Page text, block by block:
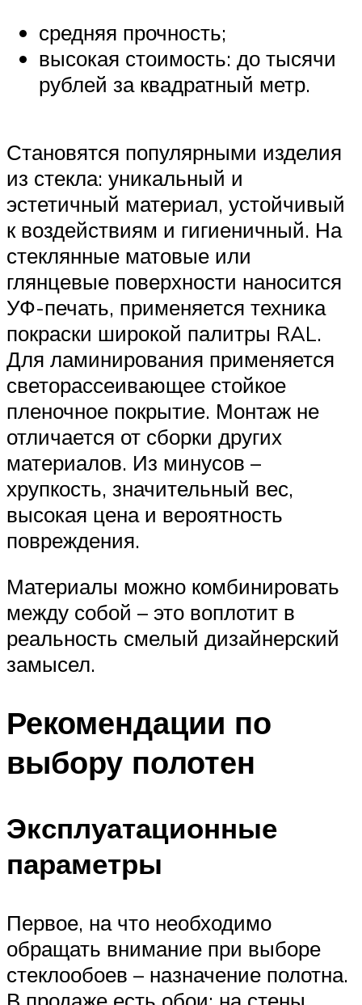
средняя прочность;
высокая стоимость: до тысячи
рублей за квадратный метр.
Становятся популярными изделия
из стекла: уникальный и
эстетичный материал, устойчивый
к воздействиям и гигиеничный. На
стеклянные матовые или
глянцевые поверхности наносится
УФ-печать, применяется техника
покраски широкой палитры RAL.
Для ламинирования применяется
светорассеивающее стойкое
пленочное покрытие. Монтаж не
отличается от сборки других
материалов. Из минусов –
хрупкость, значительный вес,
высокая цена и вероятность
повреждения.
Материалы можно комбинировать
между собой – это воплотит в
реальность смелый дизайнерский
замысел.
Рекомендации по
выбору полотен
Эксплуатационные
параметры
Первое, на что необходимо
обращать внимание при выборе
стеклообоев – назначение полотна.